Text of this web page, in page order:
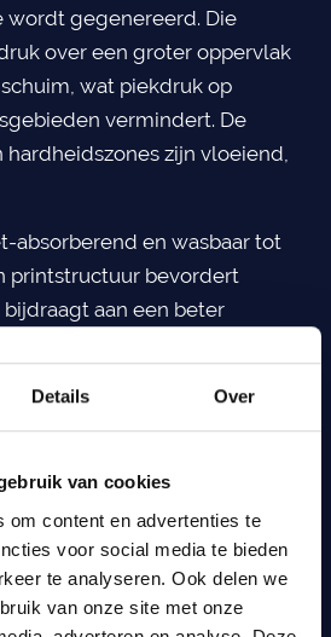
Details Over
van cookies
om content en advertenties te
voor social media te bieden
te analyseren. Ook delen we
van onze site met onze
gegenereerd. Die
over een groter oppervlak
wat piekdruk op
vermindert. De
zijn vloeiend,
absorberend en wasbaar tot
printstructuur bevordert
aan een beter
voldoet aan
(EN 1021-1 en EN 1021-2)
recycling. Van productie
gesloten keten.